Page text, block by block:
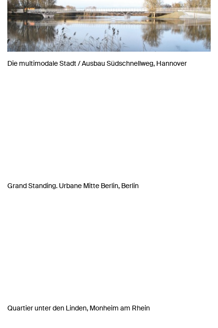
Die multimodale Stadt / Ausbau Südschnellweg, Hannover
Grand Standing. Urbane Mitte Berlin, Berlin
Quartier unter den Linden, Monheim am Rhein